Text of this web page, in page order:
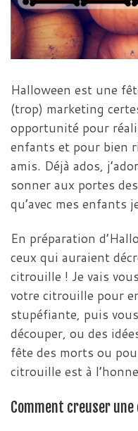
Halloween est une
(trop) marketing
opportunité pour
enfants et pour bien
amis. Déjà ados,
sonner aux portes
qu’avec mes enfants
En préparation
ceux qui auraient
citrouille ! Je vais
votre citrouille pour
stupéfiante, puis
découper, ou des
fête des morts ou
citrouille est à
Comment creuser